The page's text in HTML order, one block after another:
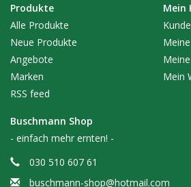
Produkte
Alle Produkte
Neue Produkte
Angebote
Marken
RSS feed
Mein
Mein
Buschmann Shop
- einfach mehr ernten! -
030 510 607 61
buschmann-shop@hotmail.com